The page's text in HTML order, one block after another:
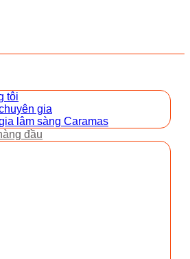
tôi
gia
lâm sàng Caramas
đầu